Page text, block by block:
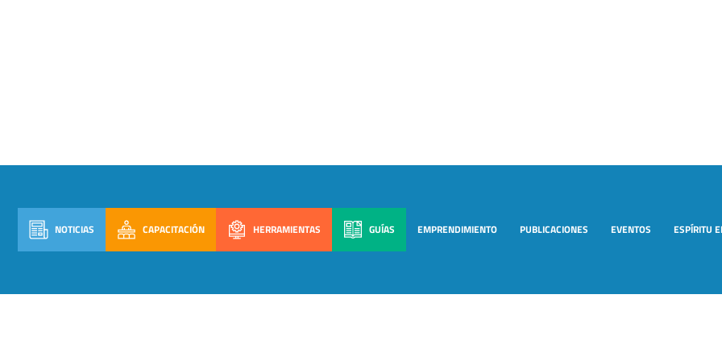
NOTICIAS CAPACITACIÓN HERRAMIENTAS GUÍAS EMPRENDIMIENTO PUBLICACIONES EVENTOS ESPÍRITU